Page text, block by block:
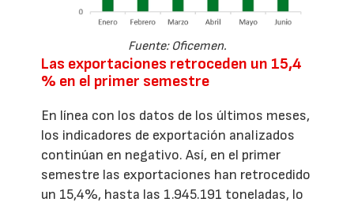
Fuente: Oficemen.
Las exportaciones retroceden un 15,4
% en el primer semestre
En línea con los datos de los últimos meses,
los indicadores de exportación analizados
continúan en negativo. Así, en el primer
semestre las exportaciones han retrocedido
un 15,4%, hasta las 1.945.191 toneladas, lo